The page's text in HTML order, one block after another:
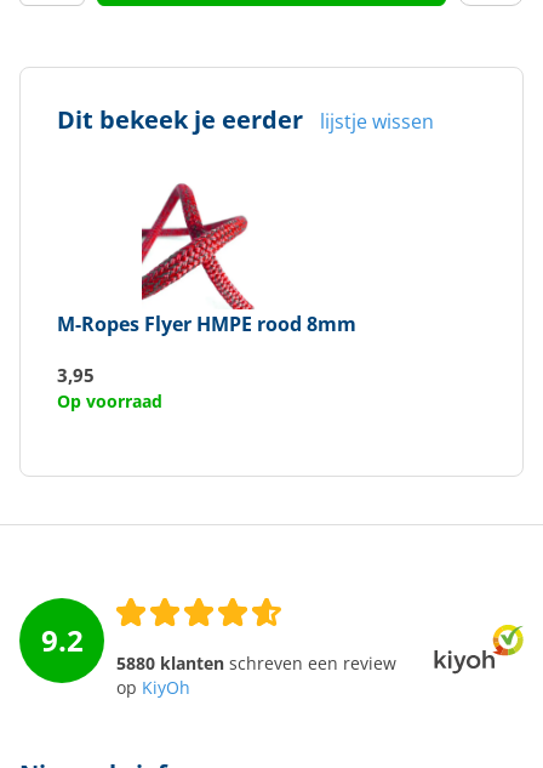
Dit bekeek je eerder lijstje wissen
M-Ropes Flyer HMPE rood 8mm
3,95
Op voorraad
9.2
5880 klanten schreven een review
op KiyOh